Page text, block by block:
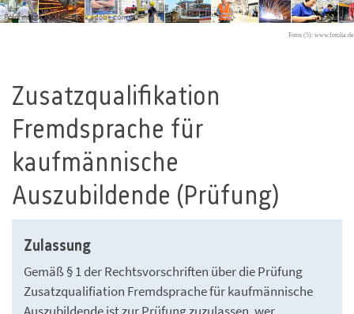
Foto: industrieblick - stock.adobe.com
Fotos (5): www.fotolia.de
Zusatzqualifikation
Fremdsprache für
kaufmännische
Auszubildende (Prüfung)
Zulassung
Gemäß § 1 der Rechtsvorschriften über die Prüfung
Zusatzqualifiation Fremdsprache für kaufmännische